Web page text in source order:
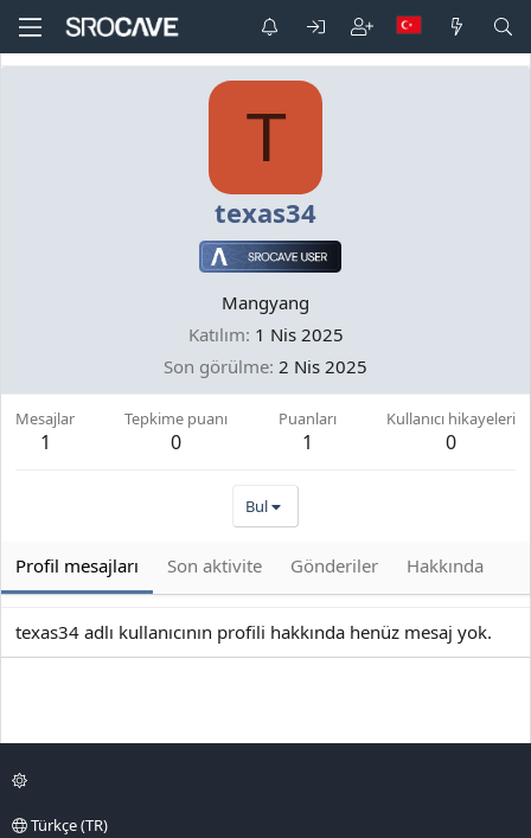
T
texas34
Mangyang
Katılım 1 Nis 2025
Son görülme 2 Nis 2025
Mesajlar
1
Tepkime puanı
0
Puanları
1
Kullanıcı hikayeleri
0
Bul
Profil mesajları Son aktivite Gönderiler Hakkında
texas34 adlı kullanıcının profili hakkında henüz mesaj yok.
Türkçe (TR)